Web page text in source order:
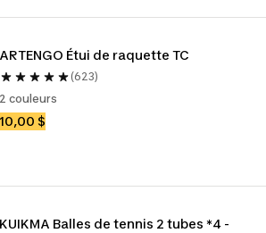
ARTENGO Étui de raquette TC
(623)
2 couleurs
10,00 $
KUIKMA Balles de tennis 2 tubes *4 -